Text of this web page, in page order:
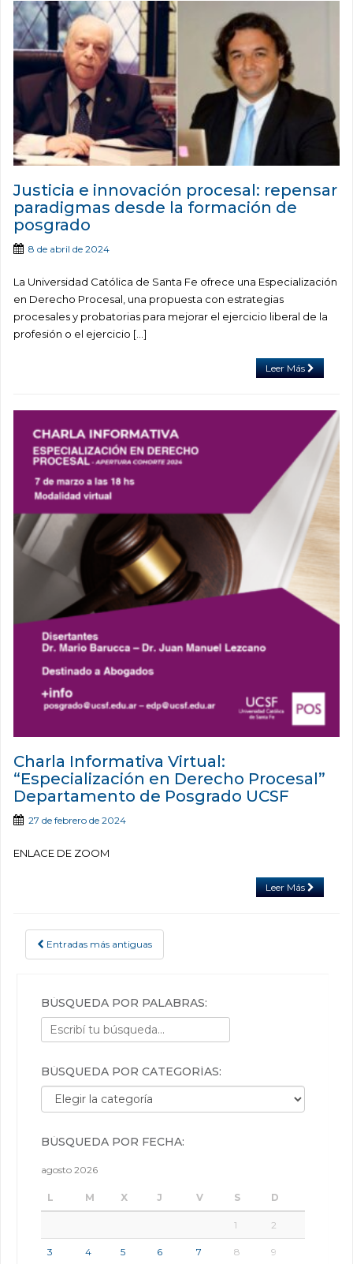
Justicia e innovación procesal: repensar
paradigmas desde la formación de
posgrado
8 de abril de 2024
La Universidad Católica de Santa Fe ofrece una Especialización
en Derecho Procesal, una propuesta con estrategias
procesales y probatorias para mejorar el ejercicio liberal de la
profesión o el ejercicio […]
Leer Más
Charla Informativa Virtual:
“Especialización en Derecho Procesal”
Departamento de Posgrado UCSF
27 de febrero de 2024
ENLACE DE ZOOM
Leer Más
POSTS NAVIGATION
Entradas más antiguas
BÚSQUEDA POR PALABRAS:
BÚSQUEDA POR CATEGORÍAS:
Búsqueda por categorías:
BÚSQUEDA POR FECHA:
agosto 2026
L M X J V S D
1 2
3 4 5 6 7 8 9